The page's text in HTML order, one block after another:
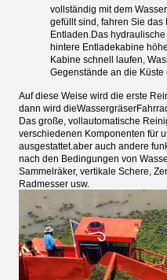
vollständig mit dem
gefüllt sind, fahren Sie
Entladen.Das
hintere Entladekabine
Kabine schnell laufen,
Gegenstände an die
Auf diese Weise wird die erste
dann wird dieWassergräser
Das große, vollautomatische
verschiedenen Komponenten für
ausgestattet.aber auch andere
nach den Bedingungen von
Sammelräker, vertikale Schere,
Radmesser usw.